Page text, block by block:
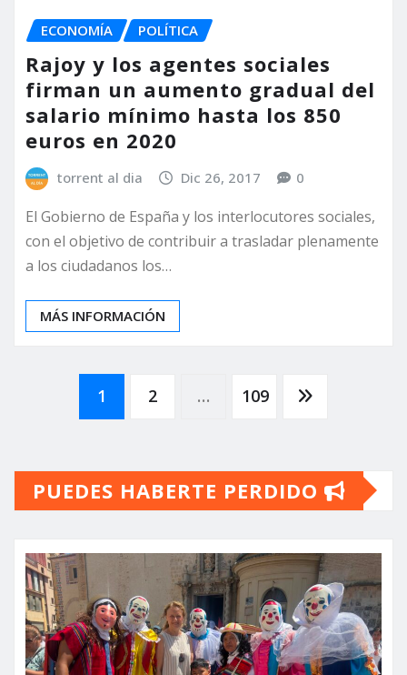
ECONOMÍA POLÍTICA
Rajoy y los agentes sociales
firman un aumento gradual del
salario mínimo hasta los 850
euros en 2020
torrent al dia Dic 26, 2017 0
El Gobierno de España y los interlocutores sociales,
con el objetivo de contribuir a trasladar plenamente
a los ciudadanos los…
MÁS INFORMACIÓN
Paginación
entradas
1 2 … 109
PUEDES HABERTE PERDIDO